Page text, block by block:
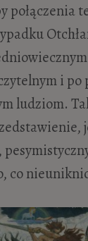
połączenia
i po
ludziom.
co